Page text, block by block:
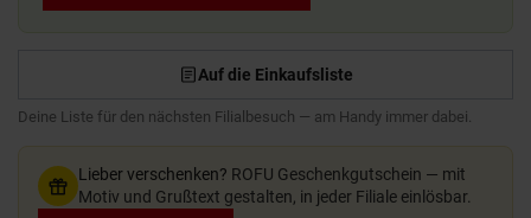
Auf die Einkaufsliste
Deine Liste für den nächsten Filialbesuch — am Handy immer dabei.
Lieber verschenken? ROFU Geschenkgutschein — mit
Motiv und Grußtext gestalten, in jeder Filiale einlösbar.